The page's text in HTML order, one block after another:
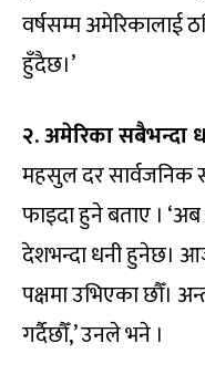
वर्षसम्म अमेरिकालाई
हुँदैछ।’
२. अमेरिका सबैभन्दा
महसुल दर सार्वजनिक
फाइदा हुने बताए ।
देशभन्दा धनी हुनेछ।
पक्षमा उभिएका छौँ।
गर्दैछौँ,’ उनले भने ।